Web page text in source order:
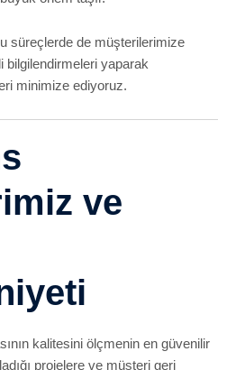
projelere ve müşteri geri
ve ticari bina projelerinde yer aldık.
malzeme transferinden dış
çeşitli alanlarda vinç temini
Kurulumları: Üretim
montajı ve demontajı gibi
tercih edildik.
gibi hızlı reaksiyon ve yüksek tonaj
Montajı:Şehir içerisinde yüksek
tabelaların güvenli bir